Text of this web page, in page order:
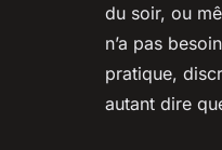
du soir, ou
n’a pas
pratique,
autant dire